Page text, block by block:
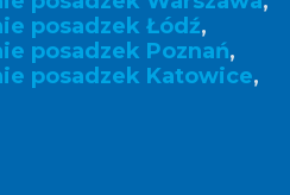
posadzek Łódź,
posadzek Poznań,
posadzek Katowice,